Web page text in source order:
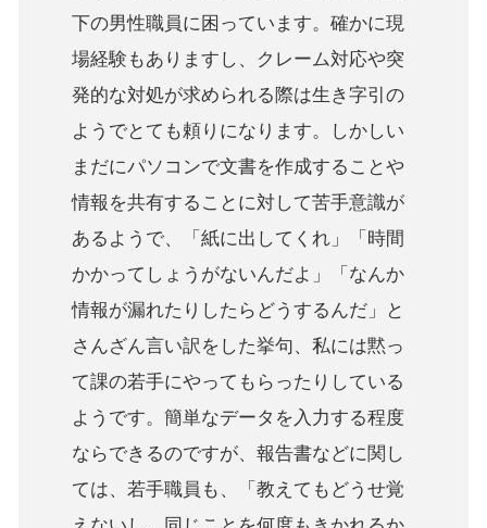
下の男性職員に困っています。確かに現
場経験もありますし、クレーム対応や突
発的な対処が求められる際は生き字引の
ようでとても頼りになります。しかしい
まだにパソコンで文書を作成することや
情報を共有することに対して苦手意識が
あるようで、「紙に出してくれ」「時間
かかってしょうがないんだよ」「なんか
情報が漏れたりしたらどうするんだ」と
さんざん言い訳をした挙句、私には黙っ
て課の若手にやってもらったりしている
ようです。簡単なデータを入力する程度
ならできるのですが、報告書などに関し
ては、若手職員も、「教えてもどうせ覚